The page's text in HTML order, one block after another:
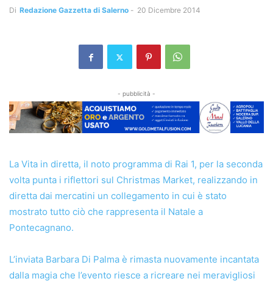
Di Redazione Gazzetta di Salerno - 20 Dicembre 2014
- pubblicità -
La Vita in diretta, il noto programma di Rai 1, per la seconda
volta punta i riflettori sul Christmas Market, realizzando in
diretta dai mercatini un collegamento in cui è stato
mostrato tutto ciò che rappresenta il Natale a
Pontecagnano.
L’inviata Barbara Di Palma è rimasta nuovamente incantata
dalla magia che l’evento riesce a ricreare nei meravigliosi